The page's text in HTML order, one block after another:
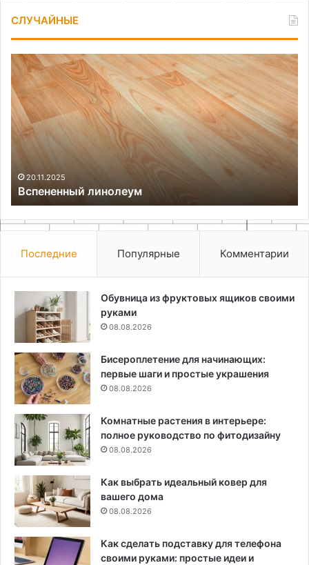
СЛУЧАЙНЫЕ
Вспененный
линолеум
20.11.2025
Вспененный линолеум
в
Последние Популярные Комментарии
Обувница из фруктовых ящиков своими
руками
08.08.2026
Бисероплетение для начинающих:
первые шаги и простые украшения
08.08.2026
Комнатные растения в интерьере:
полное руководство по фитодизайну
08.08.2026
Как выбрать идеальный ковер для
вашего дома
08.08.2026
Как сделать подставку для телефона
своими руками: простые идеи и